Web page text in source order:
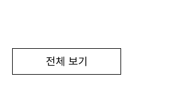
전체 보기